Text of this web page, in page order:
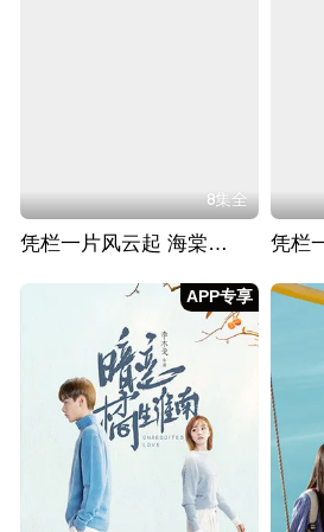
8集全
凭栏一片风云起 海棠花CP版 凭栏
APP专享